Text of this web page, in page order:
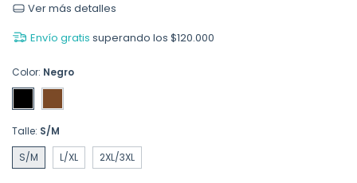
Ver más detalles
Envío gratis superando los $120.000
Color: Negro
Talle: S/M
S/M
L/XL 2XL/3XL